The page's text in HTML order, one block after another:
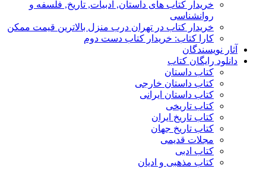
خریدار کتاب های داستان, ادبیات, تاریخ, فلسفه و
روانشناسی
خریدار کتاب در تهران درب منزل بالاترین قیمت ممکن
کارا کتاب: خریدار کتاب دست دوم
آثار نویسندگان
دانلود رایگان کتاب
کتاب داستان
کتاب داستان خارجی
کتاب داستان ایرانی
کتاب تاریخی
کتاب تاریخ ایران
کتاب تاریخ جهان
مجلات قدیمی
کتاب ادبی
کتاب مذهبی و ادیان